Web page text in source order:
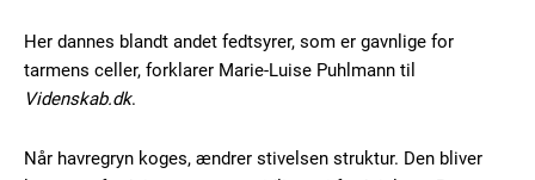
Her dannes blandt andet fedtsyrer, som er gavnlige for
tarmens celler, forklarer Marie-Luise Puhlmann til
Videnskab.dk.
Når havregryn koges, ændrer stivelsen struktur. Den bliver